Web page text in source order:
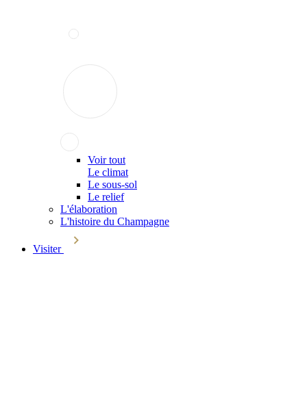
Voir tout
Le climat
Le sous-sol
Le relief
L'élaboration
L'histoire du Champagne
Visiter